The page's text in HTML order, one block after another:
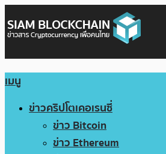
เมนู
ข่าวคริปโตเคอเรนซี่
ข่าว Bitcoin
ข่าว Ethereum